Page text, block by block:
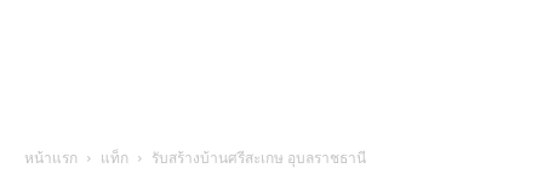
หน้าแรก แท็ก รับสร้างบ้านศรีสะเกษ อุบลราชธานี